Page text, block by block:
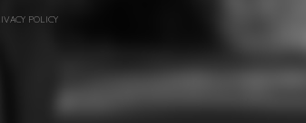
POLICY